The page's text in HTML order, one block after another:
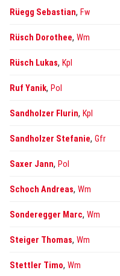
Rüegg Sebastian, Fw
Rüsch Dorothee, Wm
Rüsch Lukas, Kpl
Ruf Yanik, Pol
Sandholzer Flurin, Kpl
Sandholzer Stefanie, Gfr
Saxer Jann, Pol
Schoch Andreas, Wm
Sonderegger Marc, Wm
Steiger Thomas, Wm
Stettler Timo, Wm